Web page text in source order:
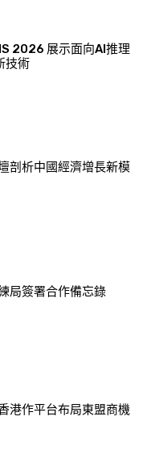
2026 展示面向AI推理
技術
剖析中國經濟增長新模
局簽署合作備忘錄
港作平台布局東盟商機